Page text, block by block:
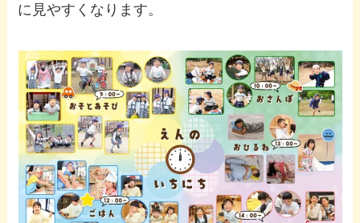
に見やすくなります。